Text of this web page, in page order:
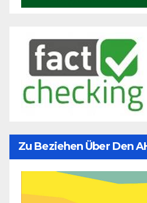
Zu Beziehen Über Den